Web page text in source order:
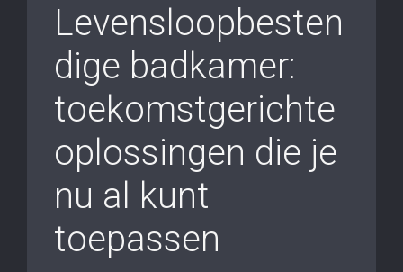
Levensloopbesten
dige badkamer:
toekomstgerichte
oplossingen die je
nu al kunt
toepassen